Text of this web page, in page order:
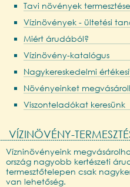
Tavi növények termesztése
Vízinövények - ültetési
Miért árudából?
Vízinövény-katalógus
Nagykereskedelmi
Növényeinket
Viszonteladókat keresünk
VÍZINÖVÉNY-
Vízninövényeink
ország nagyobb kertészeti
termesztőtelepen csak
van lehetőség.